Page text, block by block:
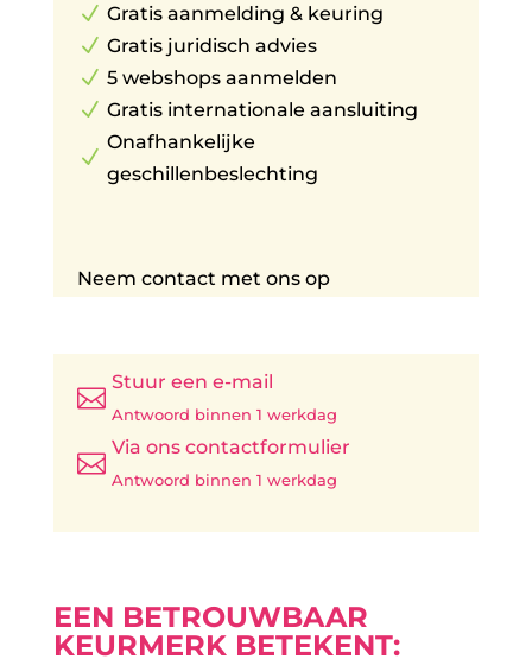
N Gratis aanmelding & keuring
N Gratis juridisch advies
N 5 webshops aanmelden
N Gratis internationale aansluiting
N
Onafhankelijke
geschillenbeslechting
Neem contact met ons op

Stuur een e-mail
Antwoord binnen 1 werkdag

Via ons contactformulier
Antwoord binnen 1 werkdag
EEN BETROUWBAAR
KEURMERK BETEKENT: